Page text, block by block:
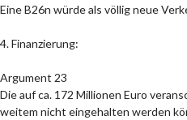
Eine B26n würde als völlig neue
4. Finanzierung:
Argument 23
Die auf ca. 172 Millionen Euro
weitem nicht eingehalten werden